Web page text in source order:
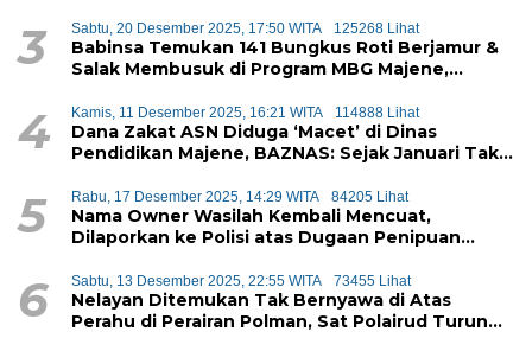
3 Sabtu, 20 Desember 2025, 17:50 WITA 125268 Lihat
Babinsa Temukan 141 Bungkus Roti Berjamur &
Salak Membusuk di Program MBG Majene,
4 Kamis, 11 Desember 2025, 16:21 WITA 114888 Lihat
Dana Zakat ASN Diduga ‘Macet’ di Dinas
Pendidikan Majene, BAZNAS: Sejak Januari Tak
5 Rabu, 17 Desember 2025, 14:29 WITA 84205 Lihat
Nama Owner Wasilah Kembali Mencuat,
Dilaporkan ke Polisi atas Dugaan Penipuan
6 Sabtu, 13 Desember 2025, 22:55 WITA 73455 Lihat
Nelayan Ditemukan Tak Bernyawa di Atas
Perahu di Perairan Polman, Sat Polairud Turun